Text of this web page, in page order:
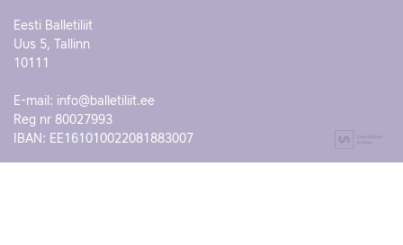
Eesti Balletiliit
Uus 5, Tallinn
10111
E-mail: info@balletiliit.ee
Reg nr 80027993
IBAN: EE161010022081883007